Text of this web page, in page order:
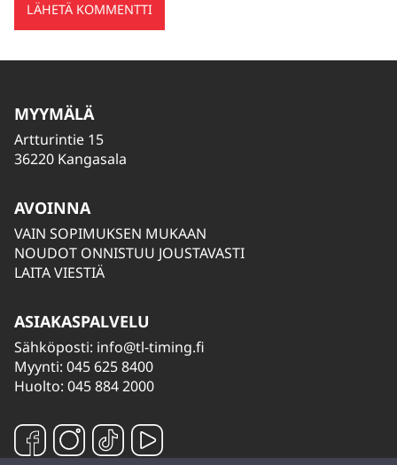
MYYMÄLÄ
Artturintie 15
36220 Kangasala
AVOINNA
VAIN SOPIMUKSEN MUKAAN
NOUDOT ONNISTUU JOUSTAVASTI
LAITA VIESTIÄ
ASIAKASPALVELU
Sähköposti: info@tl-timing.fi
Myynti: 045 625 8400
Huolto: 045 884 2000